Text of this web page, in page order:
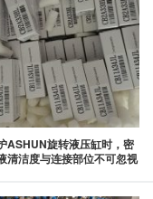
ASHUN旋转液压缸时，密
清洁度与连接部位不可忽视